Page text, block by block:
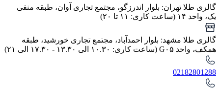
گالری طلا تهران: بلوار اندرزگو، مجتمع تجاری آوان، طبقه منفی
یک، واحد ۱۴ (ساعت کاری: ۱۱ تا ۲۰)
گالری طلا مشهد: بلوار احمدآباد، مجتمع تجاری خورشید، طبقه
همکف، واحد G۰۵ (ساعت کاری: ۱۰.۳۰ الی ۱۳.۳۰ - ۱۷.۳۰ الی ۲۱)
02182801288